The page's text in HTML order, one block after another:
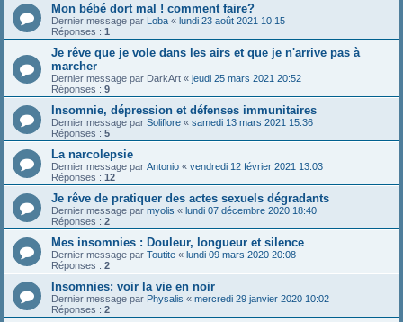
Mon bébé dort mal ! comment faire?
Dernier message par Loba « lundi 23 août 2021 10:15
Réponses : 1
Je rêve que je vole dans les airs et que je n'arrive pas à
marcher
Dernier message par DarkArt « jeudi 25 mars 2021 20:52
Réponses : 9
Insomnie, dépression et défenses immunitaires
Dernier message par Soliflore « samedi 13 mars 2021 15:36
Réponses : 5
La narcolepsie
Dernier message par Antonio « vendredi 12 février 2021 13:03
Réponses : 12
Je rêve de pratiquer des actes sexuels dégradants
Dernier message par myolis « lundi 07 décembre 2020 18:40
Réponses : 2
Mes insomnies : Douleur, longueur et silence
Dernier message par Toutite « lundi 09 mars 2020 20:08
Réponses : 2
Insomnies: voir la vie en noir
Dernier message par Physalis « mercredi 29 janvier 2020 10:02
Réponses : 2